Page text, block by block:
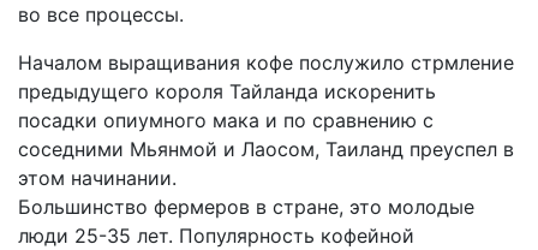
во все процессы.
Началом выращивания кофе послужило стрмление
предыдущего короля Тайланда искоренить
посадки опиумного мака и по сравнению с
соседними Мьянмой и Лаосом, Таиланд преуспел в
этом начинании.
Большинство фермеров в стране, это молодые
люди 25-35 лет. Популярность кофейной